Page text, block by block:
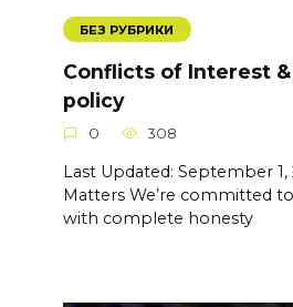
БЕЗ РУБРИКИ
Conflicts of Interest
policy
0 308
Last Updated: September 1,
Matters We’re committed
with complete honesty